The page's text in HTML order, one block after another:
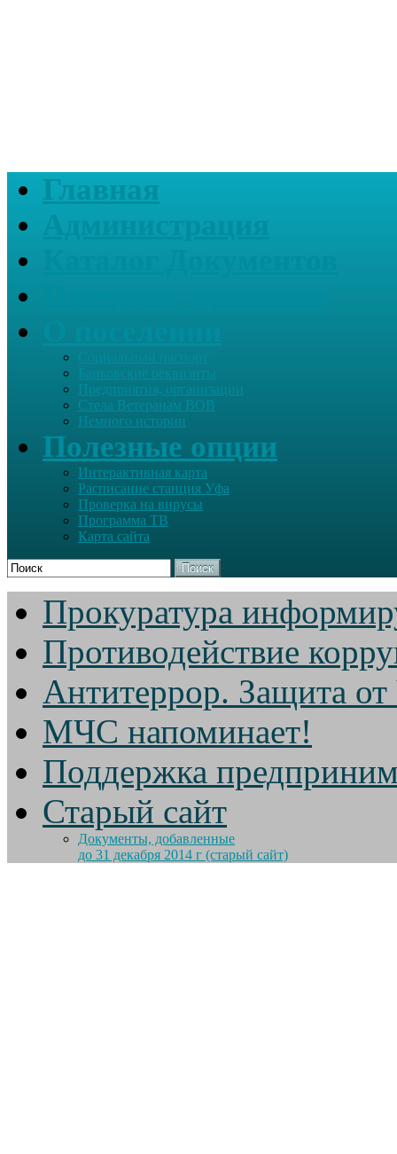
Главная
Банковские реквизиты
Предприятия, организации
Стела Ветеранам ВОВ
Немного истории
Полезные опции
Интерактивная карта
Расписание станция Уфа
Проверка на вирусы
Программа ТВ
Карта сайта
Поиск
Прокуратура
Противодействие
Антитеррор. Защита
МЧС напоминает!
Поддержка
Старый сайт
Документы, добавленные
до 31 декабря 2014 г (старый сайт)